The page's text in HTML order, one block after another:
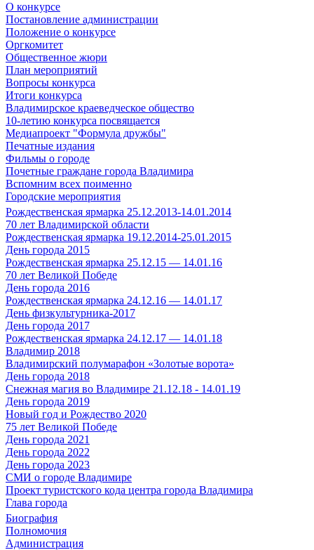
О конкурсе
Постановление администрации
Положение о конкурсе
Оргкомитет
Общественное жюри
План мероприятий
Вопросы конкурса
Итоги конкурса
Владимирское краеведческое общество
10-летию конкурса посвящается
Медиапроект "Формула дружбы"
Печатные издания
Фильмы о городе
Почетные граждане города Владимира
Вспомним всех поименно
Городские мероприятия
Рождественская ярмарка 25.12.2013-14.01.2014
70 лет Владимирской области
Рождественская ярмарка 19.12.2014-25.01.2015
День города 2015
Рождественская ярмарка 25.12.15 — 14.01.16
70 лет Великой Победе
День города 2016
Рождественская ярмарка 24.12.16 — 14.01.17
День физкультурника-2017
День города 2017
Рождественская ярмарка 24.12.17 — 14.01.18
Владимир 2018
Владимирский полумарафон «Золотые ворота»
День города 2018
Снежная магия во Владимире 21.12.18 - 14.01.19
День города 2019
Новый год и Рождество 2020
75 лет Великой Победе
День города 2021
День города 2022
День города 2023
СМИ о городе Владимире
Проект туристского кода центра города Владимира
Глава города
Биография
Полномочия
Администрация